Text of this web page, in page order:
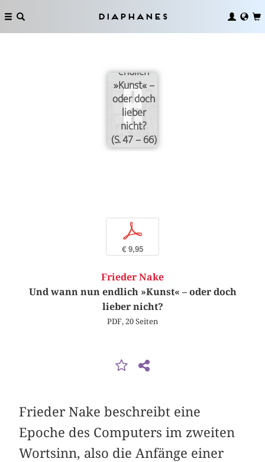
Diaphanes
endlich
»Kunst« –
oder doch
lieber
nicht?
(S. 47 – 66)
p
€ 9,95
Frieder Nake
Und wann nun endlich »Kunst« – oder doch
lieber nicht?
PDF, 20 Seiten
Frieder Nake beschreibt eine
Epoche des Computers im zweiten
Wortsinn, also die Anfänge einer